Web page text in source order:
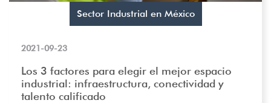
Sector Industrial en México
2021-09-23
Los 3 factores para elegir el mejor espacio
industrial: infraestructura, conectividad y
talento calificado